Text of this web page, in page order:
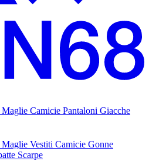
Maglie Camicie Pantaloni Giacche
Maglie Vestiti Camicie Gonne
Scarpe